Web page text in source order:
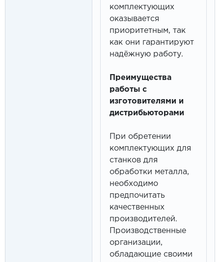
комплектующих
оказывается
приоритетным, так
как они гарантируют
надёжную работу.
Преимущества
работы с
изготовителями и
дистрибьюторами
При обретении
комплектующих для
станков для
обработки металла,
необходимо
предпочитать
качественных
производителей.
Производственные
организации,
обладающие своими